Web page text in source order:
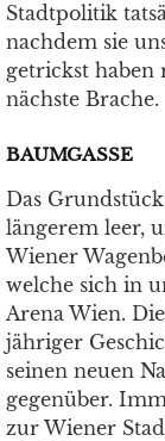
Stadtpolitik
nachdem sie
getrickst haben
nächste Brache.
BAUMGASSE
Das
längerem leer,
Wiener
welche sich in
Arena Wien.
jähriger
seinen neuen
gegenüber.
zur Wiener